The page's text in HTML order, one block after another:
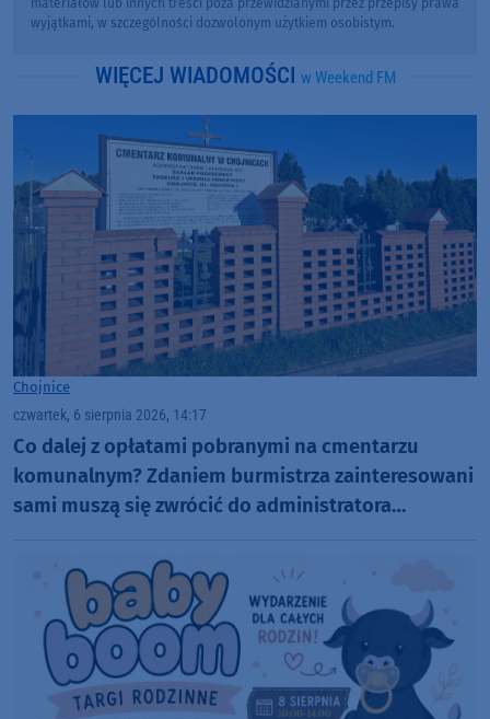
materiałów lub innych treści poza przewidzianymi przez przepisy prawa
wyjątkami, w szczególności dozwolonym użytkiem osobistym.
WIĘCEJ WIADOMOŚCI w Weekend FM
Chojnice
czwartek, 6 sierpnia 2026, 14:17
Co dalej z opłatami pobranymi na cmentarzu
komunalnym? Zdaniem burmistrza zainteresowani
sami muszą się zwrócić do administratora